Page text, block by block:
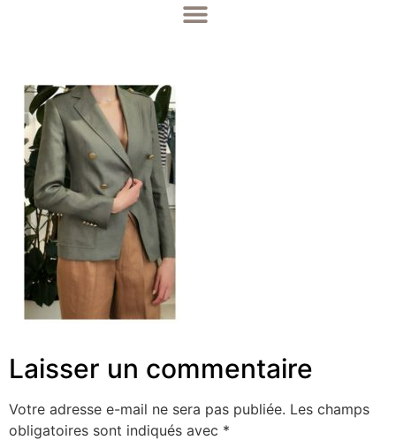
Laisser un commentaire
Votre adresse e-mail ne sera pas publiée. Les champs
obligatoires sont indiqués avec *